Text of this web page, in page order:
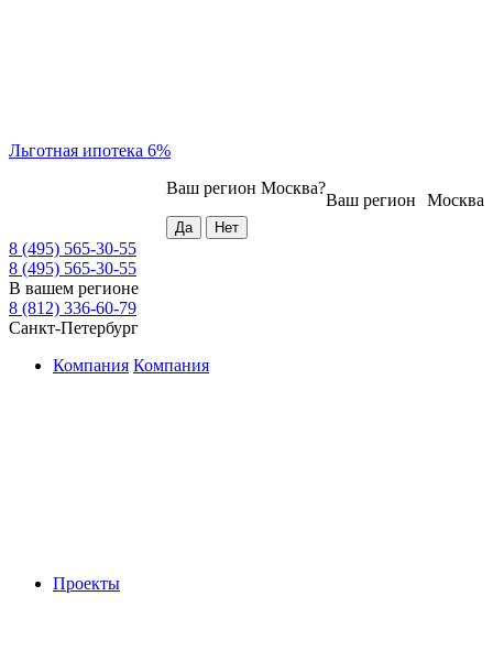
Льготная ипотека 6%
Москва
Ваш регион
Ваш регион Москва?
8 (495) 565-30-55
8 (495) 565-30-55
В вашем регионе
8 (812) 336-60-79
Санкт-Петербург
Компания Компания
Проекты